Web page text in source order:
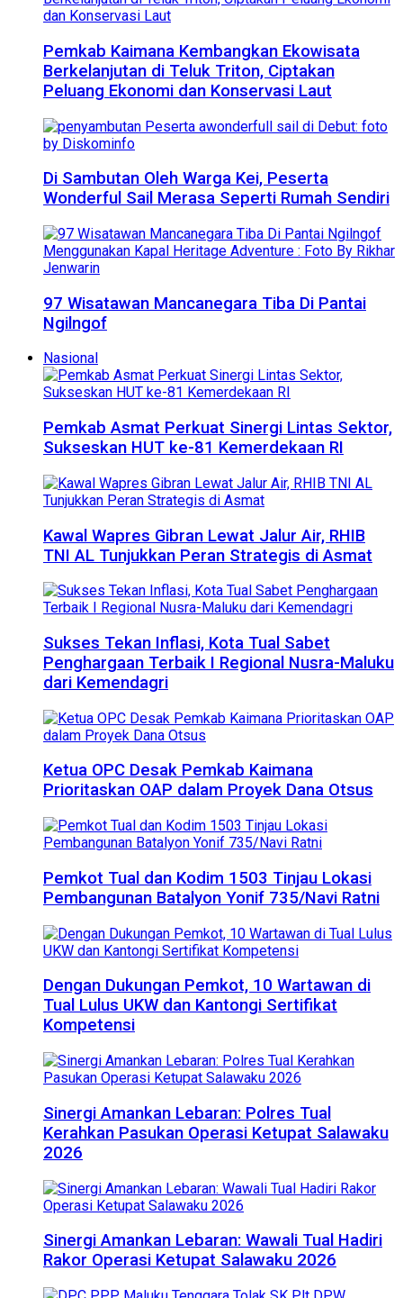
Pemkab Kaimana Kembangkan Ekowisata
Berkelanjutan di Teluk Triton, Ciptakan
Peluang Ekonomi dan Konservasi Laut
Di Sambutan Oleh Warga Kei, Peserta
Wonderful Sail Merasa Seperti Rumah Sendiri
97 Wisatawan Mancanegara Tiba Di Pantai
Ngilngof
Nasional
Pemkab Asmat Perkuat Sinergi Lintas Sektor,
Sukseskan HUT ke-81 Kemerdekaan RI
Kawal Wapres Gibran Lewat Jalur Air, RHIB
TNI AL Tunjukkan Peran Strategis di Asmat
Sukses Tekan Inflasi, Kota Tual Sabet
Penghargaan Terbaik I Regional Nusra-Maluku
dari Kemendagri
Ketua OPC Desak Pemkab Kaimana
Prioritaskan OAP dalam Proyek Dana Otsus
Pemkot Tual dan Kodim 1503 Tinjau Lokasi
Pembangunan Batalyon Yonif 735/Navi Ratni
Dengan Dukungan Pemkot, 10 Wartawan di
Tual Lulus UKW dan Kantongi Sertifikat
Kompetensi
Sinergi Amankan Lebaran: Polres Tual
Kerahkan Pasukan Operasi Ketupat Salawaku
2026
Sinergi Amankan Lebaran: Wawali Tual Hadiri
Rakor Operasi Ketupat Salawaku 2026